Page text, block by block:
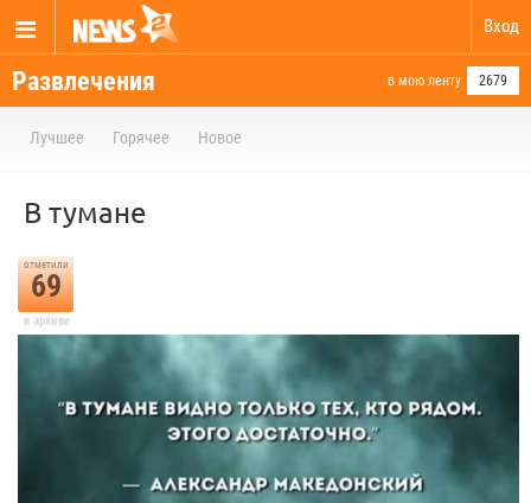
Вход
Развлечения в мою ленту 2679
Лучшее Горячее Новое
В тумане
отметили
69
в архиве